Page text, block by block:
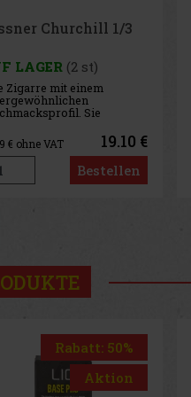
Elizabeth
LAGER(> 5 st)
Elizabeth
Zigarren werden in
Republik
Das Deckblatt ist
Maduro
aus den USA, das
stammt aus der
Republik
Einlage besteht aus
€ ohne VAT 13.10 €
Bestellen
Rabatt: 50%
Aktion